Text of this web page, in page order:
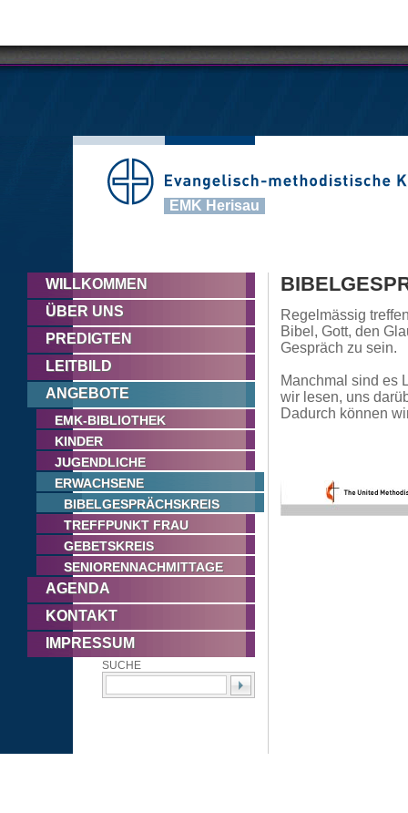
EMK Herisau
WILLKOMMEN
ÜBER UNS
PREDIGTEN
LEITBILD
ANGEBOTE
EMK-BIBLIOTHEK
KINDER
JUGENDLICHE
ERWACHSENE
BIBELGESPRÄCHSKREIS
TREFFPUNKT FRAU
GEBETSKREIS
SENIORENNACHMITTAGE
AGENDA
KONTAKT
IMPRESSUM
SUCHE
Regelmässig
Bibel, Gott, den
Gespräch zu sein.
Manchmal sind es
wir lesen, uns
Dadurch können